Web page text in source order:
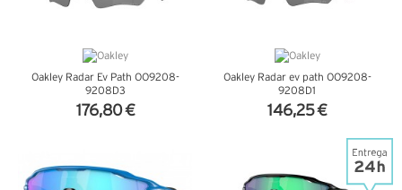
Oakley Radar Ev Path OO9208-
9208D3
176,80 €
Oakley Radar ev path OO9208-
9208D1
146,25 €